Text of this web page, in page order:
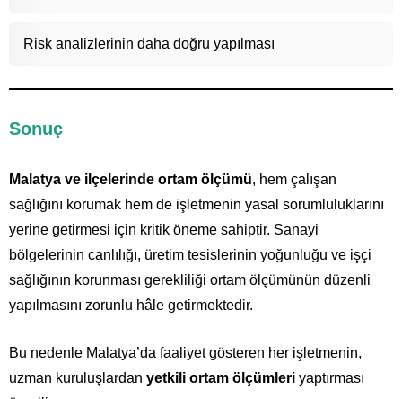
Risk analizlerinin daha doğru yapılması
Sonuç
Malatya ve ilçelerinde ortam ölçümü, hem çalışan
sağlığını korumak hem de işletmenin yasal sorumluluklarını
yerine getirmesi için kritik öneme sahiptir. Sanayi
bölgelerinin canlılığı, üretim tesislerinin yoğunluğu ve işçi
sağlığının korunması gerekliliği ortam ölçümünün düzenli
yapılmasını zorunlu hâle getirmektedir.
Bu nedenle Malatya’da faaliyet gösteren her işletmenin,
uzman kuruluşlardan yetkili ortam ölçümleri yaptırması